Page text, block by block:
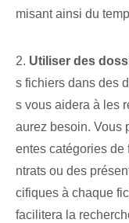
misant ainsi du
2. Utiliser des
s fichiers dans des
s vous aidera à les
aurez besoin. Vous
entes catégories de
ntrats ou des
cifiques à chaque
facilitera la